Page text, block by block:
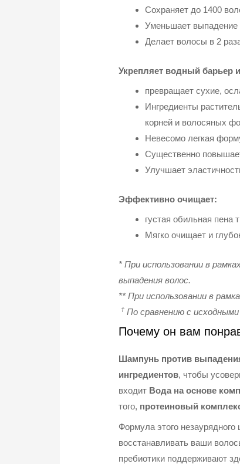
Сохраняет до 1400
Уменьшает выпадение
Делает волосы в 2
Укрепляет водный барьер
превращает сухие,
Ингредиенты
корней и волосяных
Невесомо легкая
Существенно
Улучшает
Эффективно очищает:
густая обильная
Мягко очищает и
* При использовании в
выпадения волос.
** При использовании в
† По сравнению с
Почему он вам
Шампунь против
ингредиентов, чтобы
входит Вода на основе
того, протеиновый
Формула этого
восстанавливать ваши
пребиотики поддерживают